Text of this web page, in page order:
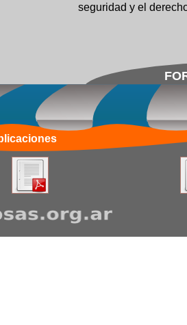
seguridad y el